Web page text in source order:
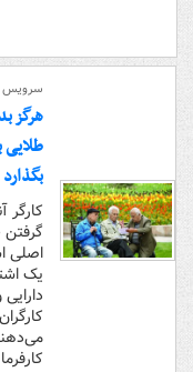
سرویس
طلایی
بگذارد
کارگر
اصلی
یک